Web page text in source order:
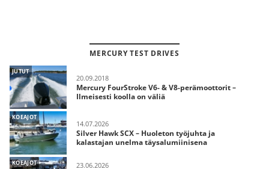
MERCURY TEST DRIVES
JUTUT
20.09.2018
Mercury FourStroke V6- & V8-perämoottorit –
Ilmeisesti koolla on väliä
KOEAJOT
14.07.2026
Silver Hawk SCX – Huoleton työjuhta ja
kalastajan unelma täysalumiinisena
KOEAJOT 23.06.2026